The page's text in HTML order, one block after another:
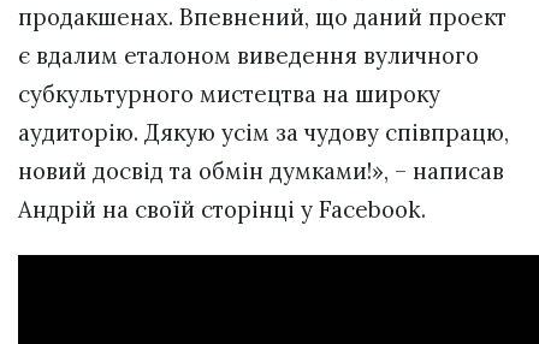
продакшенах. Впевнений, що даний проект
є вдалим еталоном виведення вуличного
субкультурного мистецтва на широку
аудиторію. Дякую усім за чудову співпрацю,
новий досвід та обмін думками!», – написав
Андрій на своїй сторінці у Facebook.